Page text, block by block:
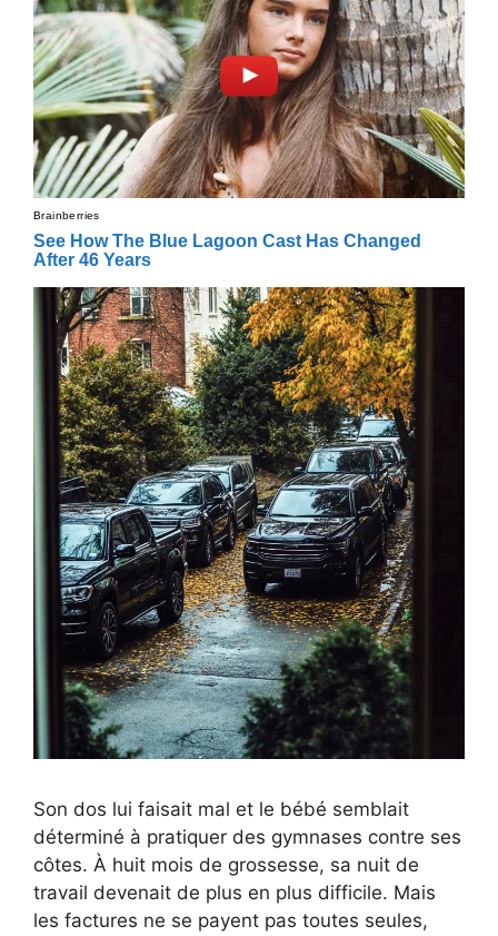
Son dos lui faisait mal et le bébé semblait
déterminé à pratiquer des gymnases contre ses
côtes. À huit mois de grossesse, sa nuit de
travail devenait de plus en plus difficile. Mais
les factures ne se payent pas toutes seules,